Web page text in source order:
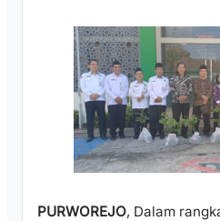
PURWOREJO, Dalam